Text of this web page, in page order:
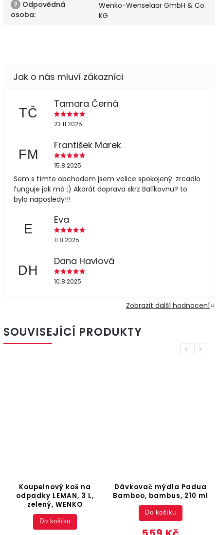
? Odpovědná
osoba:
Wenko-Wenselaar GmbH & Co.
KG
TČ
Tamara Černá
23.11.2025
FM
František Marek
15.8.2025
Sem s tímto obchodem jsem velice spokojený. zrcadlo
funguje jak má ;) Akorát doprava skrz Balíkovnu? to
bylo naposledy!!!
E
Eva
11.8.2025
DH
Dana Havlová
10.8.2025
Zobrazit další hodnocení
SOUVISEJÍCÍ PRODUKTY
Previous
Koupelnový koš na
odpadky LEMAN, 3 L,
zelený, WENKO
Do košíku
Dávkovač mýdla Padua
Bamboo, bambus, 210 ml
Do košíku
Next